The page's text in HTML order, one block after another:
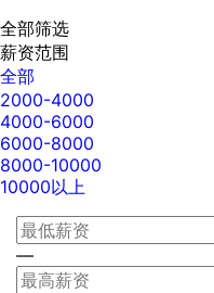
全部筛选
薪资范围
全部
2000-4000
4000-6000
6000-8000
8000-10000
10000以上
—